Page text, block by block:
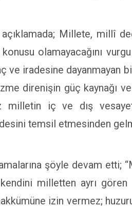
açıklamada; Millete, millî
olamayacağını
ve iradesine dayanmayan
direnişin güç kaynağı
milletin iç ve dış
temsil etmesinden
şöyle devam etti;
milletten ayrı gören
izin vermez;